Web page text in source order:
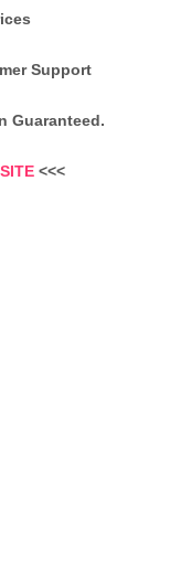
Support
Guaranteed.
<<<